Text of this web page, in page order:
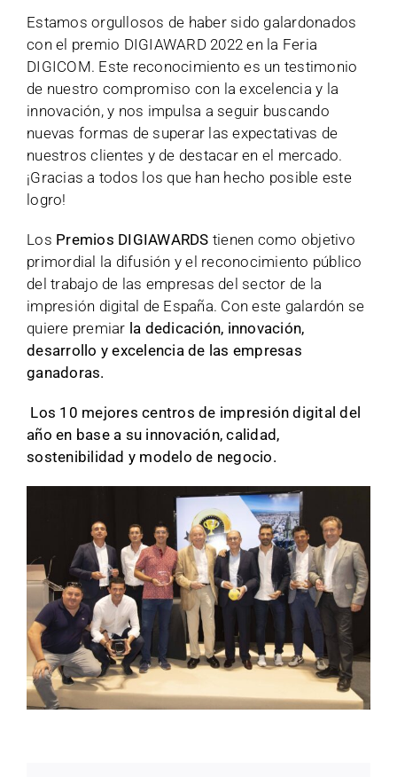
Estamos orgullosos de haber sido galardonados
con el premio DIGIAWARD 2022 en la Feria
DIGICOM. Este reconocimiento es un testimonio
de nuestro compromiso con la excelencia y la
innovación, y nos impulsa a seguir buscando
nuevas formas de superar las expectativas de
nuestros clientes y de destacar en el mercado.
¡Gracias a todos los que han hecho posible este
logro!
Los Premios DIGIAWARDS tienen como objetivo
primordial la difusión y el reconocimiento público
del trabajo de las empresas del sector de la
impresión digital de España. Con este galardón se
quiere premiar la dedicación, innovación,
desarrollo y excelencia de las empresas
ganadoras.
Los 10 mejores centros de impresión digital del
año en base a su innovación, calidad,
sostenibilidad y modelo de negocio.